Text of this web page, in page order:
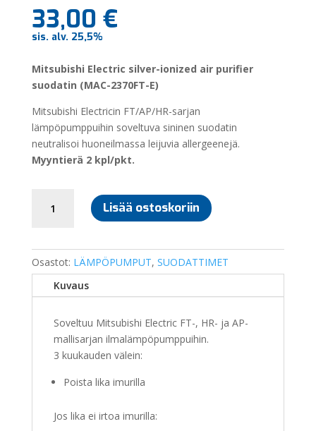
33,00 €
sis. alv. 25,5%
Mitsubishi Electric silver-ionized air purifier
suodatin (MAC-2370FT-E)
Mitsubishi Electricin FT/AP/HR-sarjan
lämpöpumppuihin soveltuva sininen suodatin
neutralisoi huoneilmassa leijuvia allergeenejä.
Myyntierä 2 kpl/pkt.
IONIZED
SUODATIN
MAC-
2370FT-
MITSUBISHI
ELECTRIC
MALLIT
Lisää ostoskoriin
Osastot: LÄMPÖPUMPUT, SUODATTIMET
Kuvaus
Soveltuu Mitsubishi Electric FT-, HR- ja AP-
mallisarjan ilmalämpöpumppuihin.
3 kuukauden välein:
Poista lika imurilla
Jos lika ei irtoa imurilla: